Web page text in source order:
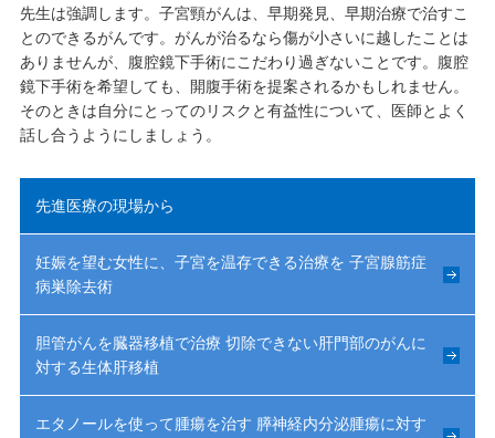
先生は強調します。子宮頸がんは、早期発見、早期治療で治すこ
とのできるがんです。がんが治るなら傷が小さいに越したことは
ありませんが、腹腔鏡下手術にこだわり過ぎないことです。腹腔
鏡下手術を希望しても、開腹手術を提案されるかもしれません。
そのときは自分にとってのリスクと有益性について、医師とよく
話し合うようにしましょう。
先進医療の現場から
妊娠を望む女性に、子宮を温存できる治療を 子宮腺筋症
病巣除去術
胆管がんを臓器移植で治療 切除できない肝門部のがんに
対する生体肝移植
エタノールを使って腫瘍を治す 膵神経内分泌腫瘍に対す